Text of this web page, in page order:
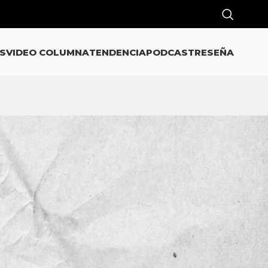
VIDEO COLUMNATENDENCIAPODCASTRESEÑA